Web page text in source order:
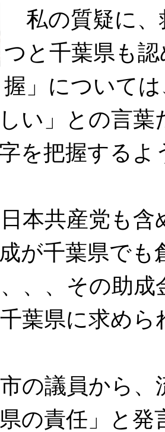
私の質疑に、
つと千葉県も
握」について
しい」との言
を把握する
本共産党も
が千葉県で
、、その助成
葉県に求め
の議員から、
県の責任」と